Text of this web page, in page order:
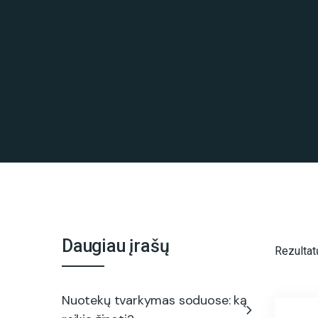
Daugiau įrašų
Nuotekų tvarkymas soduose: ką